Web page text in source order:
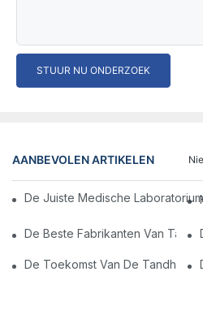
STUUR NU ONDERZOEK
AANBEVOLEN ARTIKELEN
De Juiste Medische
De Beste Fabrikanten Van
De Toekomst Van De